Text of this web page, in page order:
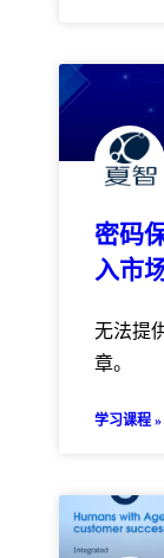
密码
入市
无法提
章。
学习课程 »